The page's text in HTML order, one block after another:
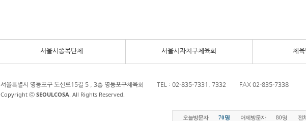
서울시종목단체 서울시자치구체육회 체
서울특별시 영등포구 도신로15길 5 , 3층 영등포구체육회 TEL : 02-835-7331, 7332 FAX 02-835-7338
Copyright ⓒ SEOULCOSA . All Rights Reserved.
오늘방문자 70명 어제방문자 80명 전